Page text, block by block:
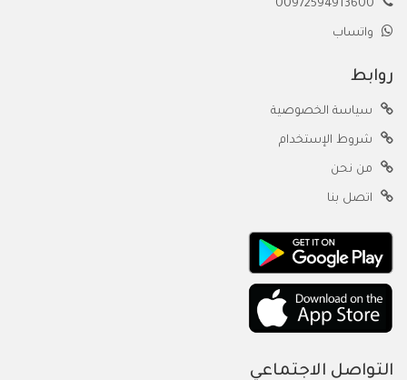
واتساب
روابط
سياسة الخصوصية
شروط الإستخدام
من نحن
اتصل بنا
التواصل الاجتماعي